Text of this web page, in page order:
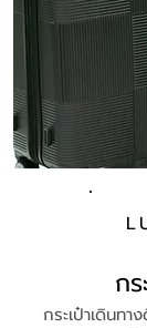
ก
กระเป๋าเดินท